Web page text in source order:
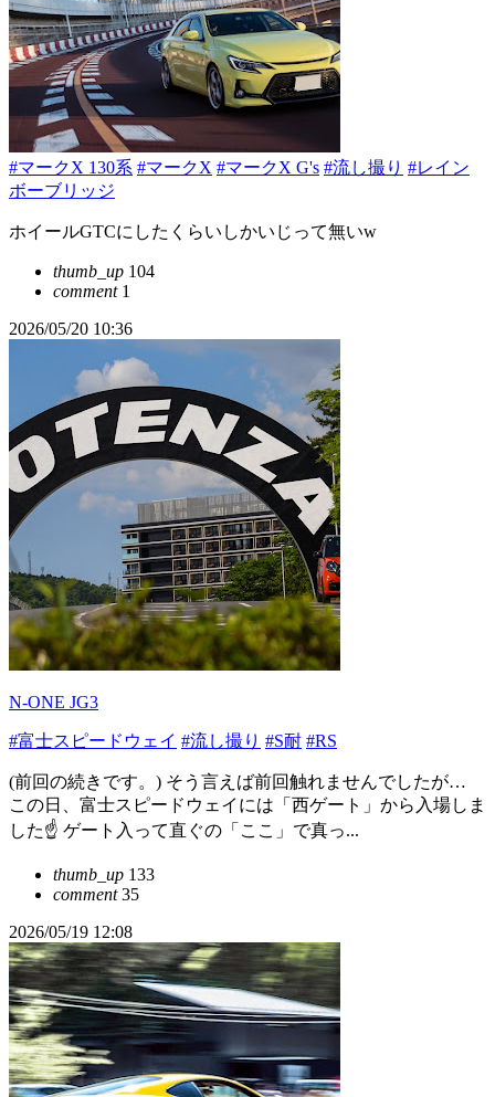
#マークX 130系 #マークX #マークX G's #流し撮り #レイン
ボーブリッジ
ホイールGTCにしたくらいしかいじって無いw
thumb_up 104
comment1
2026/05/20 10:36
N-ONE JG3
#富士スピードウェイ #流し撮り #S耐 #RS
(前回の続きです。) そう言えば前回触れませんでしたが…
この日、富士スピードウェイには「西ゲート」から入場しま
した☝️ ゲート入って直ぐの「ここ」で真っ...
thumb_up 133
comment35
2026/05/19 12:08